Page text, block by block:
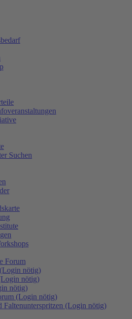
Suchen
Forum
nötig)
nötig)
nötig)
(Login nötig)
Faltenunterspritzen (Login nötig)